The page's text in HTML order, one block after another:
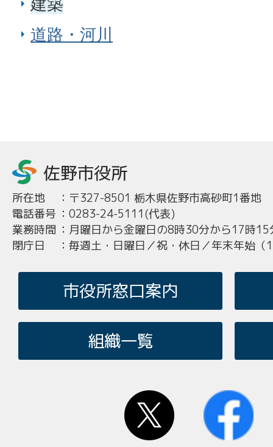
建築
道路・河川
所在地 ： 〒327-8501 栃木県佐野市高砂町1番地
電話番号 ： 0283-24-5111(代表)
業務時間 ： 月曜日から金曜日の8時30分から17時15
閉庁日
： 毎週土・日曜日／祝・休日／年末年始
市役所窓口案内
組織一覧